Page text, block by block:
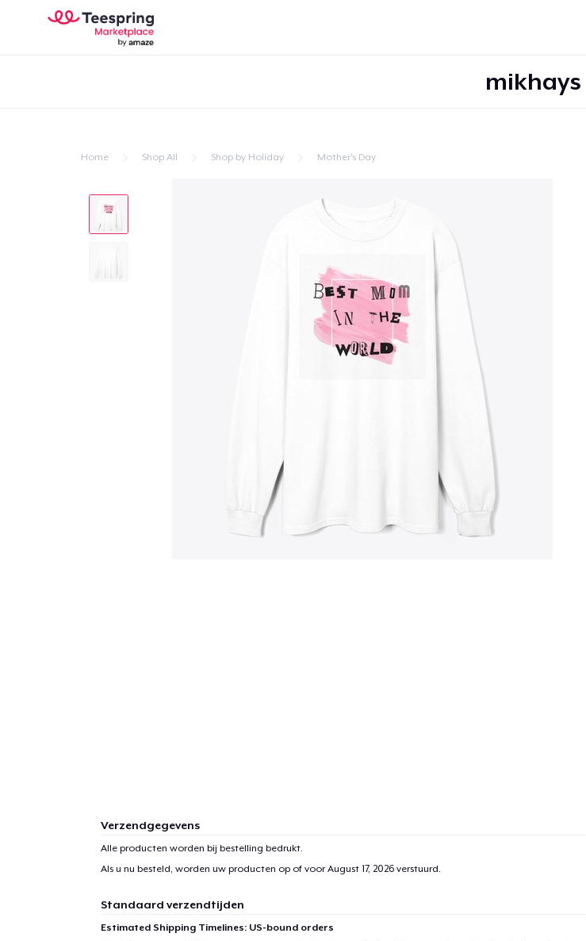
mikhays
Home Shop All Shop by Holiday Mother's Day
Verzendgegevens
Alle producten worden bij bestelling bedrukt.
Als u nu besteld, worden uw producten op of voorAugust 17, 2026verstuurd.
Standaard verzendtijden
Estimated Shipping Timelines: US-bound orders